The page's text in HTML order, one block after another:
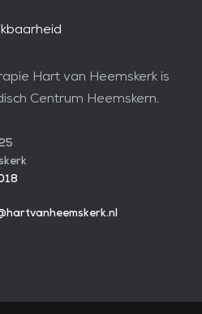
Hart van Heemskerk is
Centrum Heemskern.